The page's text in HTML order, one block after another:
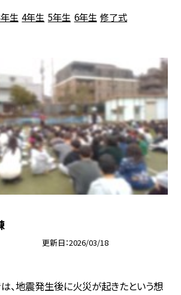
生 4年生 5年生 6年生 修了式
更新日 2026/03/18
、地震発生後に火災が起きたという想